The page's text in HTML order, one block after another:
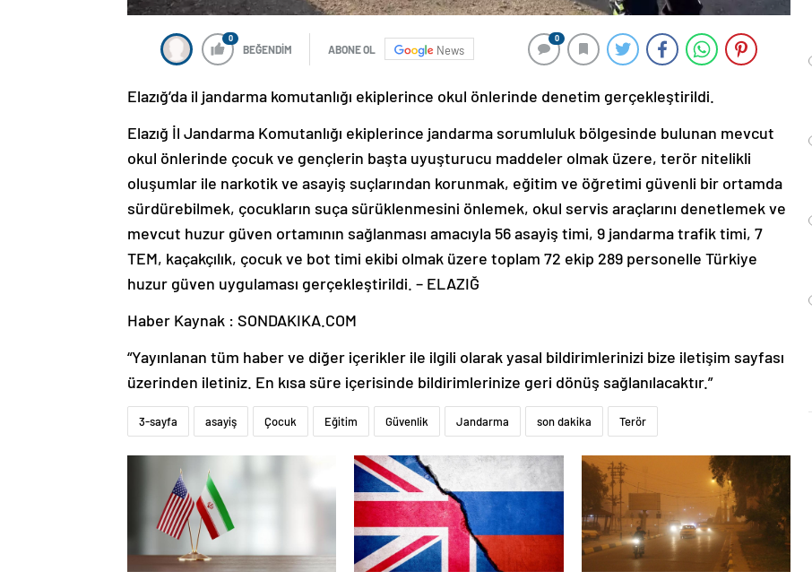
0
BEĞENDİM ABONE OL News
0
Elazığ’da il jandarma komutanlığı ekiplerince okul önlerinde denetim gerçekleştirildi.
Elazığ İl Jandarma Komutanlığı ekiplerince jandarma sorumluluk bölgesinde bulunan mevcut
okul önlerinde çocuk ve gençlerin başta uyuşturucu maddeler olmak üzere, terör nitelikli
oluşumlar ile narkotik ve asayiş suçlarından korunmak, eğitim ve öğretimi güvenli bir ortamda
sürdürebilmek, çocukların suça sürüklenmesini önlemek, okul servis araçlarını denetlemek ve
mevcut huzur güven ortamının sağlanması amacıyla 56 asayiş timi, 9 jandarma trafik timi, 7
TEM, kaçakçılık, çocuk ve bot timi ekibi olmak üzere toplam 72 ekip 289 personelle Türkiye
huzur güven uygulaması gerçekleştirildi. – ELAZIĞ
Haber Kaynak : SONDAKIKA.COM
“Yayınlanan tüm haber ve diğer içerikler ile ilgili olarak yasal bildirimlerinizi bize iletişim sayfası
üzerinden iletiniz. En kısa süre içerisinde bildirimlerinize geri dönüş sağlanılacaktır.”
3-sayfa asayiş Çocuk Eğitim Güvenlik Jandarma son dakika Terör